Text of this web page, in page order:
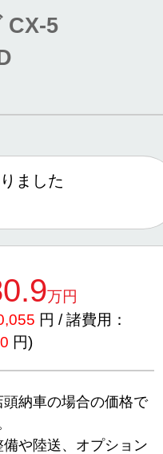
CX-5
ました
万円
円 / 諸費用：
円)
納車の場合の価格で
や陸送、オプション